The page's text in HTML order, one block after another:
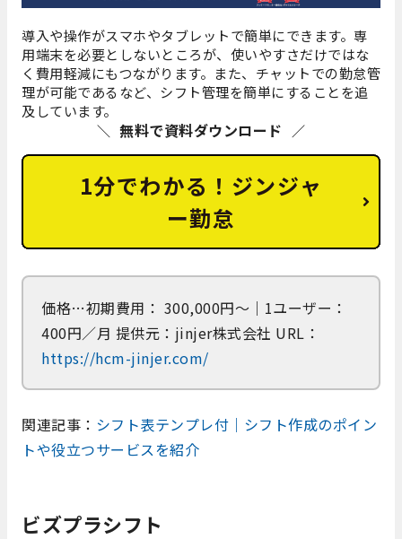
導入や操作がスマホやタブレットで簡単にできます。専
用端末を必要としないところが、使いやすさだけではな
く費用軽減にもつながります。また、チャットでの勤怠管
理が可能であるなど、シフト管理を簡単にすることを追
及しています。
無料で資料ダウンロード
1分でわかる！ジンジャ
ー勤怠
価格…初期費用： 300,000円～｜1ユーザー：
400円／月 提供元：jinjer株式会社 URL：
https://hcm-jinjer.com/
関連記事： シフト表テンプレ付｜シフト作成のポイン
トや役立つサービスを紹介
ビズプラシフト